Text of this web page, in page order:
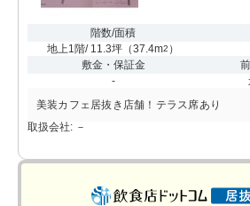
階数/面積
地上1階/ 11.3坪 （37.4m2 ）
敷金・保証金
-
美装カフェ居抜き店舗！テラス席あり
取扱会社: －